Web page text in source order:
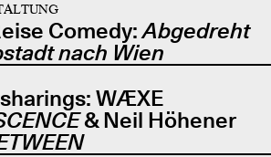
Comedy:Abgedreht
nach Wien
WÆXE
& Neil Höhener